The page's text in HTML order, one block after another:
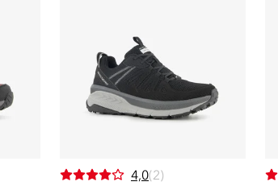
4,0(2)